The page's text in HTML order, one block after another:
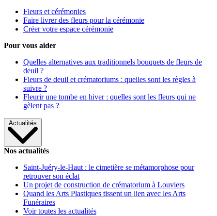
Fleurs et cérémonies
Faire livrer des fleurs pour la cérémonie
Créer votre espace cérémonie
Pour vous aider
Quelles alternatives aux traditionnels bouquets de fleurs de
deuil ?
Fleurs de deuil et crématoriums : quelles sont les règles à
suivre ?
Fleurir une tombe en hiver : quelles sont les fleurs qui ne
gèlent pas ?
Actualités
Nos actualités
Saint-Juéry-le-Haut : le cimetière se métamorphose pour
retrouver son éclat
Un projet de construction de crématorium à Louviers
Quand les Arts Plastiques tissent un lien avec les Arts
Funéraires
Voir toutes les actualités